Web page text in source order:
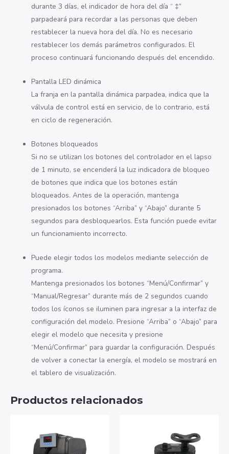
durante 3 días, el indicador de hora del día “ ‡”
parpadeará para recordar a las personas que deben
restablecer la nueva hora del día. No es necesario
restablecer los demás parámetros configurados. El
proceso continuará funcionando después del encendido.
Pantalla LED dinámica
La franja en la pantalla dinámica parpadea, indica que la
válvula de control está en servicio, de lo contrario, está
en ciclo de regeneración.
Botones bloqueados
Si no se utilizan los botones del controlador en el lapso
de 1 minuto, se encenderá la luz indicadora de bloqueo
de botones que indica que los botones están
bloqueados. Antes de la operación, mantenga
presionados los botones “Arriba” y “Abajo” durante 5
segundos para desbloquearlos. Esta función puede evitar
un funcionamiento incorrecto.
Puede elegir todos los modelos mediante selección de
programa.
Mantenga presionados los botones “Menú/Confirmar” y
“Manual/Regresar” durante más de 2 segundos cuando
todos los íconos se iluminen para ingresar a la interfaz de
configuración del modelo. Presione “Arriba” o “Abajo” para
elegir el modelo que necesita y presione
“Menú/Confirmar” para guardar la configuración. Después
de volver a conectar la energía, el modelo se mostrará en
el tablero de visualización.
Productos relacionados